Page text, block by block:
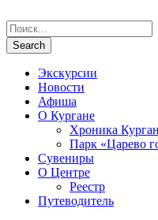
Экскурсии
Новости
Афиша
О Кургане
Хроника
Парк «Царево
Сувениры
О Центре
Реестр
Путеводитель